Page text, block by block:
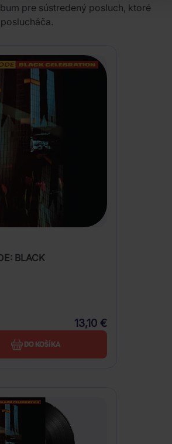
pre sústredený posluch, ktoré
BLACK
13,10 €
DO KOŠÍKA